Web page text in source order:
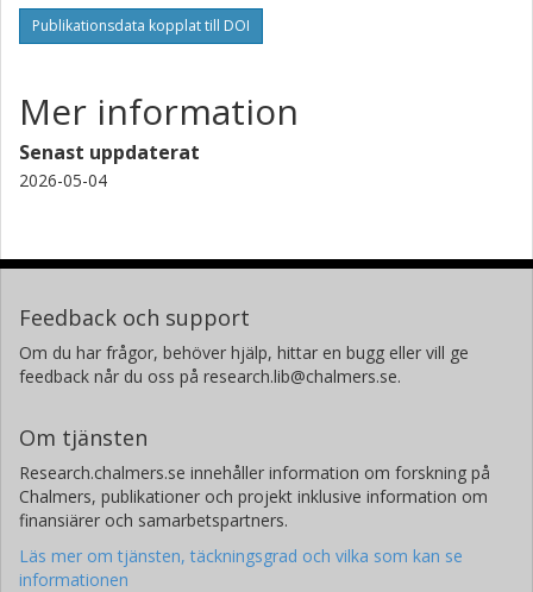
Publikationsdata kopplat till DOI
Mer information
Senast uppdaterat
2026-05-04
Feedback och support
Om du har frågor, behöver hjälp, hittar en bugg eller vill ge
feedback når du oss på research.lib@chalmers.se.
Om tjänsten
Research.chalmers.se innehåller information om forskning på
Chalmers, publikationer och projekt inklusive information om
finansiärer och samarbetspartners.
Läs mer om tjänsten, täckningsgrad och vilka som kan se
informationen